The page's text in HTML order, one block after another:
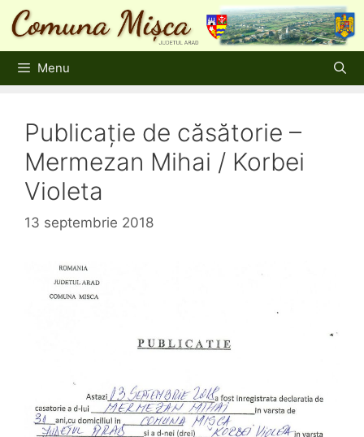
Sari
conținut
Menu
Publicație de căsătorie –
Mermezan Mihai / Korbei
Violeta
13 septembrie 2018